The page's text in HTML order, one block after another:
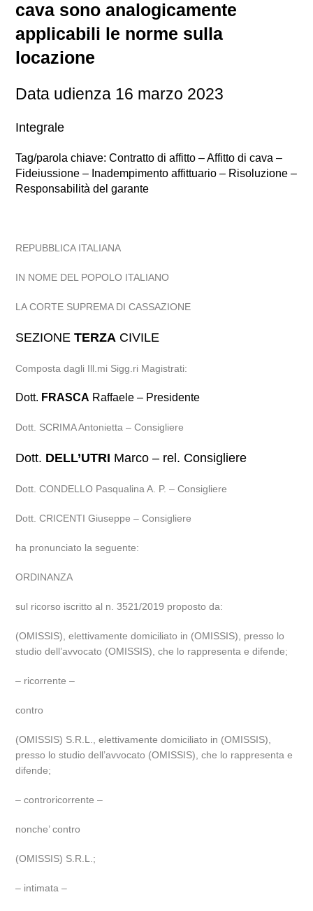
cava sono analogicamente
applicabili le norme sulla
locazione
Data udienza 16 marzo 2023
Integrale
Tag/parola chiave: Contratto di affitto – Affitto di cava –
Fideiussione – Inadempimento affittuario – Risoluzione –
Responsabilità del garante
REPUBBLICA ITALIANA
IN NOME DEL POPOLO ITALIANO
LA CORTE SUPREMA DI CASSAZIONE
SEZIONETERZA CIVILE
Composta dagli Ill.mi Sigg.ri Magistrati:
Dott. FRASCA Raffaele – Presidente
Dott. SCRIMA Antonietta – Consigliere
Dott. DELL’UTRI Marco – rel. Consigliere
Dott. CONDELLO Pasqualina A. P. – Consigliere
Dott. CRICENTI Giuseppe – Consigliere
ha pronunciato la seguente:
ORDINANZA
sul ricorso iscritto al n. 3521/2019 proposto da:
(OMISSIS), elettivamente domiciliato in (OMISSIS), presso lo
studio dell’avvocato (OMISSIS), che lo rappresenta e difende;
– ricorrente –
contro
(OMISSIS) S.R.L., elettivamente domiciliato in (OMISSIS),
presso lo studio dell’avvocato (OMISSIS), che lo rappresenta e
difende;
– controricorrente –
nonche’ contro
(OMISSIS) S.R.L.;
– intimata –